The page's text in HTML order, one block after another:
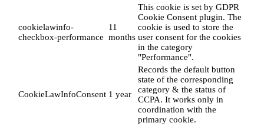
cookielawinfo-
checkbox-performance
11
months
This cookie is set by GDPR
Cookie Consent plugin. The
cookie is used to store the
user consent for the cookies
in the category
"Performance".
CookieLawInfoConsent 1 year
Records the default button
state of the corresponding
category & the status of
CCPA. It works only in
coordination with the
primary cookie.